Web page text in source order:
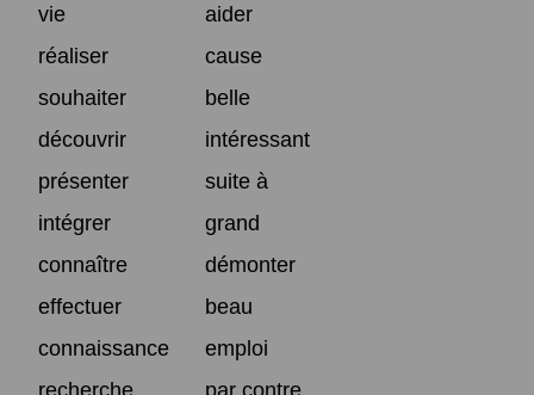
vie
aider
réaliser
cause
souhaiter
belle
découvrir
intéressant
présenter
suite à
intégrer
grand
connaître
démonter
effectuer
beau
connaissance
emploi
recherche
par contre